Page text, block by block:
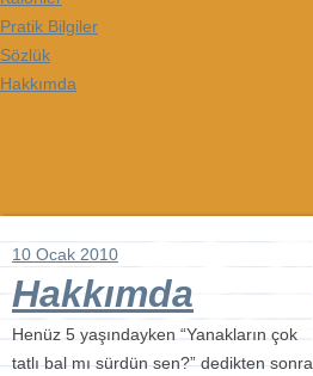
Pratik Bilgiler
Sözlük
Hakkımda
10 Ocak 2010
Hakkımda
Henüz 5 yaşındayken “Yanakların çok
tatlı bal mı sürdün sen?” dedikten sonra